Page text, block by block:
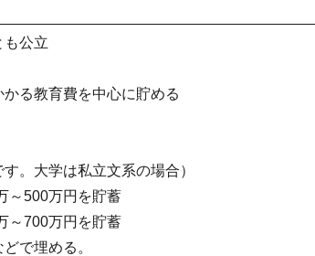
も公立
る教育費を中心に貯める
す。大学は私立文系の場合）
～500万円を貯蓄
～700万円を貯蓄
で埋める。